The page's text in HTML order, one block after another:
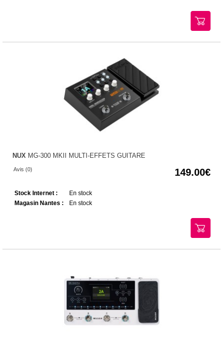
NUX MG-300 MKII MULTI-EFFETS GUITARE
Avis (0) 149.00
Stock Internet :
En stock
Magasin Nantes :
En stock